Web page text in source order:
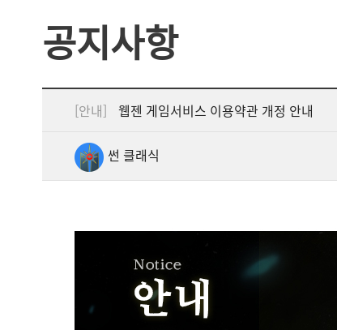
공지사항
[안내] 웹젠 게임서비스 이용약관 개정 안내
썬 클래식